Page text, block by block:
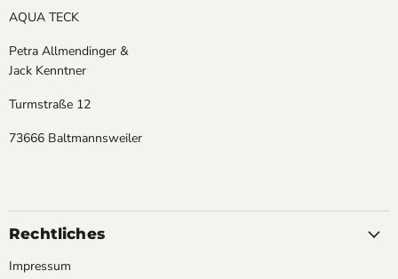
AQUA TECK
Petra Allmendinger &
Jack Kenntner
Turmstraße 12
73666 Baltmannsweiler
Rechtliches
Impressum